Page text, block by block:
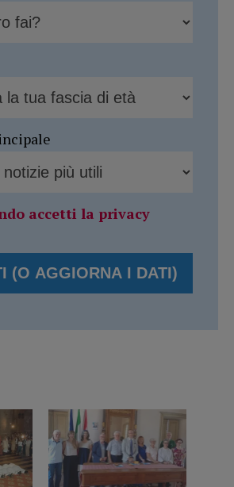
accetti la privacy